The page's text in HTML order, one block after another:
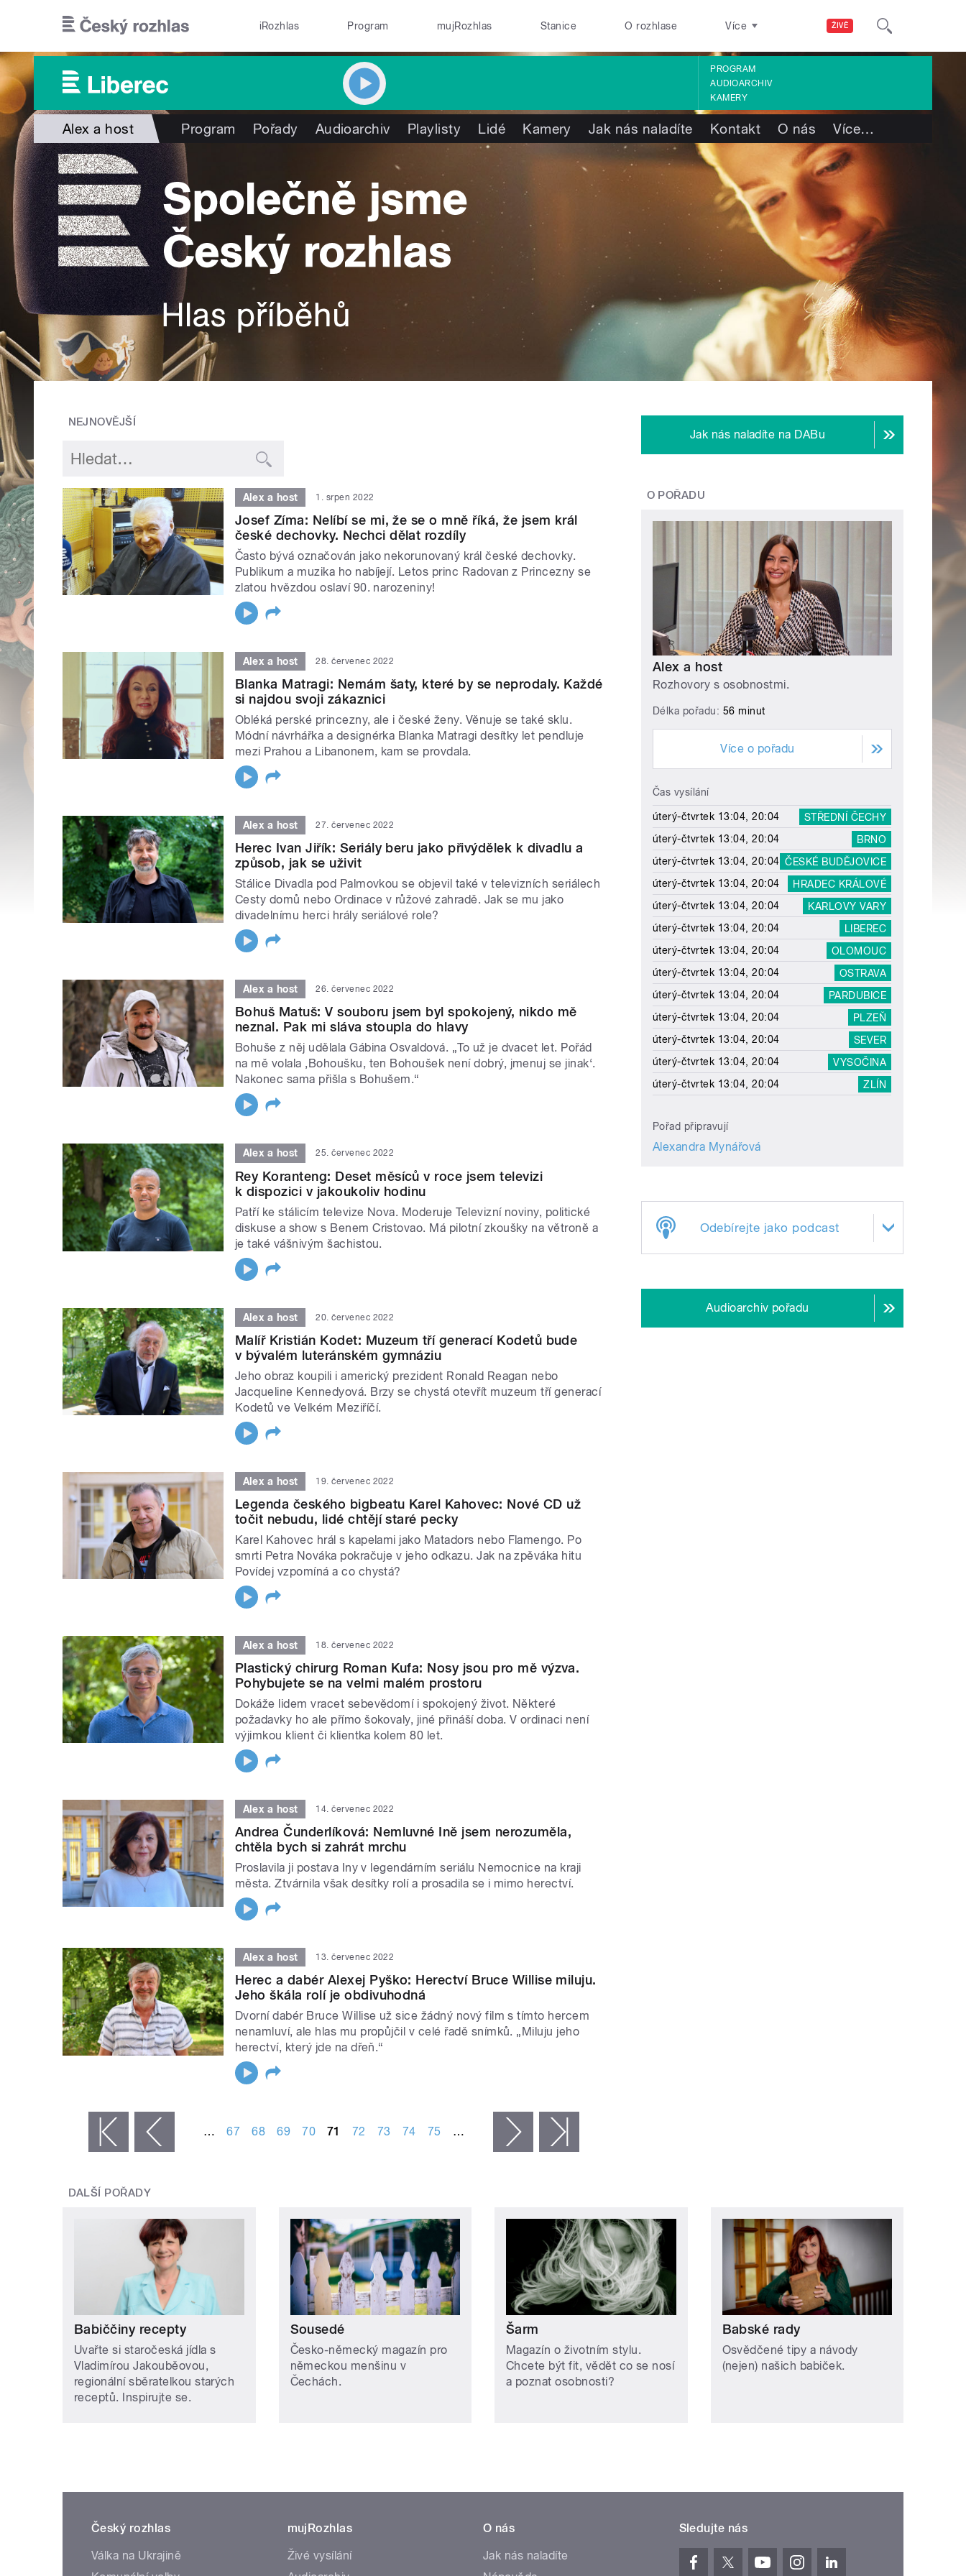
ŽIVĚ
iRozhlas Program mujRozhlas Stanice O rozhlase Více
PROGRAM
AUDIOARCHIV
KAMERY
Alex a host Program Pořady Audioarchiv Playlisty Lidé Kamery Jak nás naladíte Kontakt O nás Více…
NEJNOVĚJŠÍ
Alex a host 1. srpen 2022
Josef Zíma: Nelíbí se mi, že se o mně říká, že jsem král
české dechovky. Nechci dělat rozdíly
Často bývá označován jako nekorunovaný král české dechovky.
Publikum a muzika ho nabíjejí. Letos princ Radovan z Princezny se
zlatou hvězdou oslaví 90. narozeniny!
Alex a host 28. červenec 2022
Blanka Matragi: Nemám šaty, které by se neprodaly. Každé
si najdou svoji zákaznici
Obléká perské princezny, ale i české ženy. Věnuje se také sklu.
Módní návrhářka a designérka Blanka Matragi desítky let pendluje
mezi Prahou a Libanonem, kam se provdala.
Alex a host 27. červenec 2022
Herec Ivan Jiřík: Seriály beru jako přivýdělek k divadlu a
způsob, jak se uživit
Stálice Divadla pod Palmovkou se objevil také v televizních seriálech
Cesty domů nebo Ordinace v růžové zahradě. Jak se mu jako
divadelnímu herci hrály seriálové role?
Alex a host 26. červenec 2022
Bohuš Matuš: V souboru jsem byl spokojený, nikdo mě
neznal. Pak mi sláva stoupla do hlavy
Bohuše z něj udělala Gábina Osvaldová. „To už je dvacet let. Pořád
na mě volala ‚Bohoušku, ten Bohoušek není dobrý, jmenuj se jinak‘.
Nakonec sama přišla s Bohušem.“
Alex a host 25. červenec 2022
Rey Koranteng: Deset měsíců v roce jsem televizi
k dispozici v jakoukoliv hodinu
Patří ke stálicím televize Nova. Moderuje Televizní noviny, politické
diskuse a show s Benem Cristovao. Má pilotní zkoušky na větroně a
je také vášnivým šachistou.
Alex a host 20. červenec 2022
Malíř Kristián Kodet: Muzeum tří generací Kodetů bude
v bývalém luteránském gymnáziu
Jeho obraz koupili i americký prezident Ronald Reagan nebo
Jacqueline Kennedyová. Brzy se chystá otevřít muzeum tří generací
Kodetů ve Velkém Meziříčí.
Alex a host 19. červenec 2022
Legenda českého bigbeatu Karel Kahovec: Nové CD už
točit nebudu, lidé chtějí staré pecky
Karel Kahovec hrál s kapelami jako Matadors nebo Flamengo. Po
smrti Petra Nováka pokračuje v jeho odkazu. Jak na zpěváka hitu
Povídej vzpomíná a co chystá?
Alex a host 18. červenec 2022
Plastický chirurg Roman Kufa: Nosy jsou pro mě výzva.
Pohybujete se na velmi malém prostoru
Dokáže lidem vracet sebevědomí i spokojený život. Některé
požadavky ho ale přímo šokovaly, jiné přináší doba. V ordinaci není
výjimkou klient či klientka kolem 80 let.
Alex a host 14. červenec 2022
Andrea Čunderlíková: Nemluvné Ině jsem nerozuměla,
chtěla bych si zahrát mrchu
Proslavila ji postava Iny v legendárním seriálu Nemocnice na kraji
města. Ztvárnila však desítky rolí a prosadila se i mimo herectví.
Alex a host 13. červenec 2022
Herec a dabér Alexej Pyško: Herectví Bruce Willise miluju.
Jeho škála rolí je obdivuhodná
Dvorní dabér Bruce Willise už sice žádný nový film s tímto hercem
nenamluví, ale hlas mu propůjčil v celé řadě snímků. „Miluju jeho
herectví, který jde na dřeň.“
‹ předchozí … 67 68 69 70 71 72 73 74 75 … následující ›
Jak nás naladíte na DABu
O POŘADU
Alex a host
Rozhovory s osobnostmi.
Délka pořadu: 56 minut
Více o pořadu
Čas vysílání
úterý-čtvrtek 13:04, 20:04
STŘEDNÍ ČECHY
úterý-čtvrtek 13:04, 20:04
BRNO
úterý-čtvrtek 13:04, 20:04 ČESKÉ BUDĚJOVICE
úterý-čtvrtek 13:04, 20:04
HRADEC KRÁLOVÉ
úterý-čtvrtek 13:04, 20:04
KARLOVY VARY
úterý-čtvrtek 13:04, 20:04
LIBEREC
úterý-čtvrtek 13:04, 20:04
OLOMOUC
úterý-čtvrtek 13:04, 20:04
OSTRAVA
úterý-čtvrtek 13:04, 20:04
PARDUBICE
úterý-čtvrtek 13:04, 20:04
PLZEŇ
úterý-čtvrtek 13:04, 20:04
SEVER
úterý-čtvrtek 13:04, 20:04
VYSOČINA
úterý-čtvrtek 13:04, 20:04
ZLÍN
Pořad připravují
Alexandra Mynářová
Odebírejte jako podcast
Audioarchiv pořadu
DALŠÍ POŘADY
Babiččiny recepty
Uvařte si staročeská jídla s
Vladimírou Jakouběovou,
regionální sběratelkou starých
receptů. Inspirujte se.
Sousedé
Česko-německý magazín pro
německou menšinu v
Čechách.
Šarm
Magazín o životním stylu.
Chcete být fit, vědět co se nosí
a poznat osobnosti?
Babské rady
Osvědčené tipy a návody
(nejen) našich babiček.
Český rozhlas
Válka na Ukrajině
mujRozhlas
Živé vysílání
O nás
Jak nás naladíte
Sledujte nás